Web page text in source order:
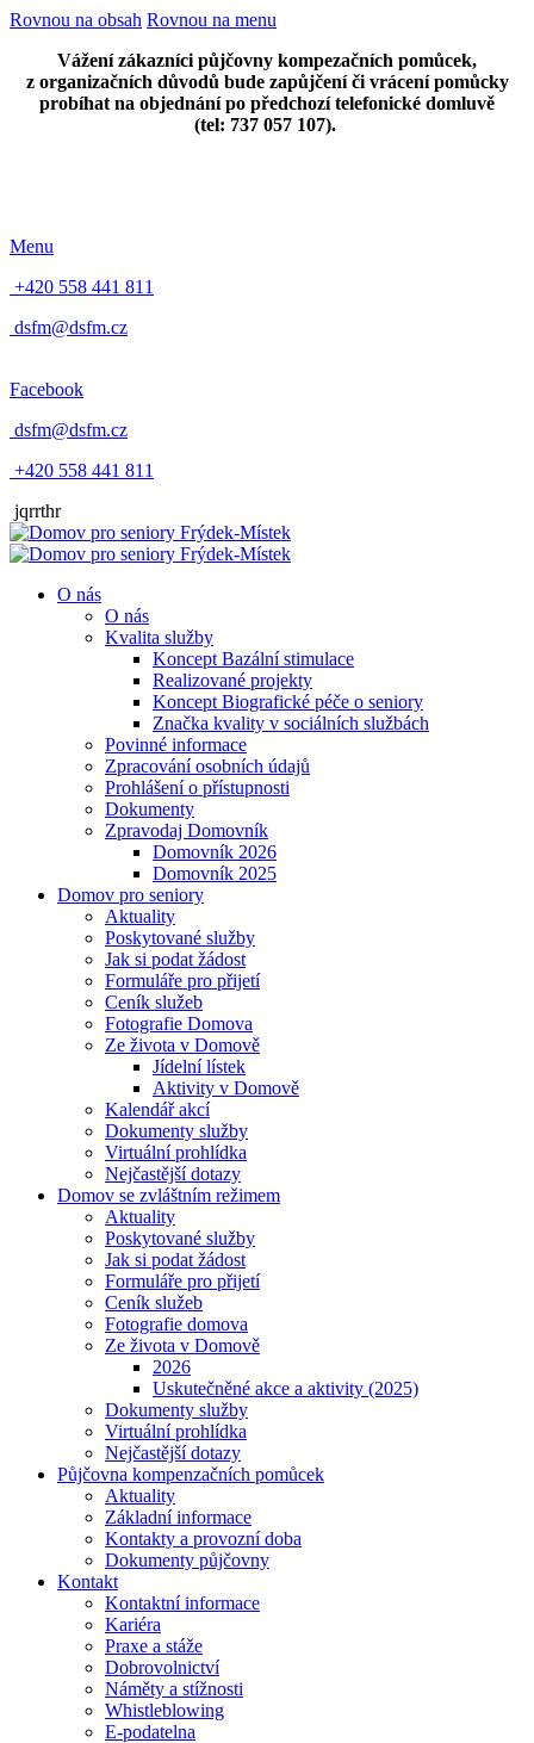
Rovnou na obsah Rovnou na menu
Vážení zákazníci půjčovny kompezačních pomůcek,
z organizačních důvodů bude zapůjčení či vrácení pomůcky
probíhat na objednání po předchozí telefonické domluvě
(tel: 737 057 107).
Menu
+420 558 441 811
dsfm@dsfm.cz
Facebook
dsfm@dsfm.cz
+420 558 441 811
jqrrthr
O nás
O nás
Kvalita služby
Koncept Bazální stimulace
Realizované projekty
Koncept Biografické péče o seniory
Značka kvality v sociálních službách
Povinné informace
Zpracování osobních údajů
Prohlášení o přístupnosti
Dokumenty
Zpravodaj Domovník
Domovník 2026
Domovník 2025
Domov pro seniory
Aktuality
Poskytované služby
Jak si podat žádost
Formuláře pro přijetí
Ceník služeb
Fotografie Domova
Ze života v Domově
Jídelní lístek
Aktivity v Domově
Kalendář akcí
Dokumenty služby
Virtuální prohlídka
Nejčastější dotazy
Domov se zvláštním režimem
Aktuality
Poskytované služby
Jak si podat žádost
Formuláře pro přijetí
Ceník služeb
Fotografie domova
Ze života v Domově
2026
Uskutečněné akce a aktivity (2025)
Dokumenty služby
Virtuální prohlídka
Nejčastější dotazy
Půjčovna kompenzačních pomůcek
Aktuality
Základní informace
Kontakty a provozní doba
Dokumenty půjčovny
Kontakt
Kontaktní informace
Kariéra
Praxe a stáže
Dobrovolnictví
Náměty a stížnosti
Whistleblowing
E-podatelna